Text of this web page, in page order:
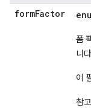
formFactor
폼
니
이
참